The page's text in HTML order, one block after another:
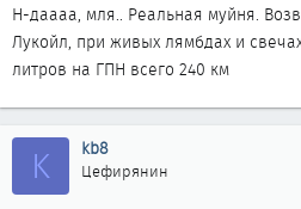
Н-даааа, мля.. Реальная муйня.
Лукойл, при живых лямбдах и
литров на ГПН всего 240 км
K kb8
Цефирянин